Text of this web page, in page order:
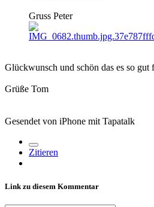
Gruss Peter
Glückwunsch und schön das es so gut
Grüße Tom
Gesendet von iPhone mit Tapatalk
Zitieren
Link zu diesem Kommentar